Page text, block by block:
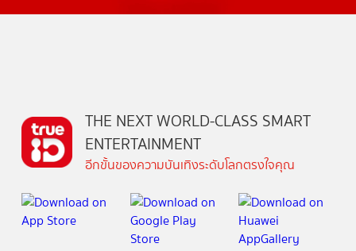
THE NEXT WORLD-CLASS SMART
ENTERTAINMENT
อีกขั้นของความบันเทิงระดับโลกตรงใจคุณ